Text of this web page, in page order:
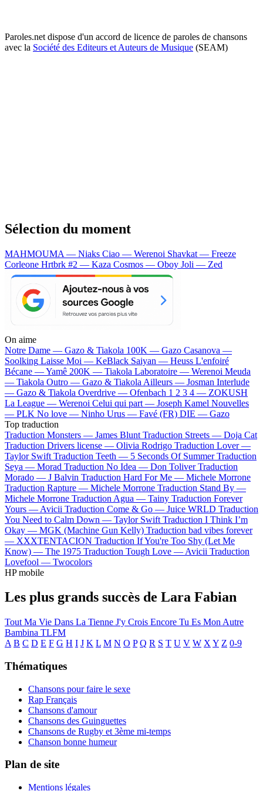
Paroles.net dispose d'un accord de licence de paroles de chansons
avec la Société des Editeurs et Auteurs de Musique (SEAM)
Sélection du moment
MAHMOUMA — Niaks Ciao — Werenoi Shavkat — Freeze
Corleone Hrtbrk #2 — Kaza Cosmos — Oboy Joli — Zed
On aime
Notre Dame — Gazo & Tiakola 100K — Gazo Casanova —
Soolking Laisse Moi — KeBlack Saiyan — Heuss L'enfoiré
Bécane —Yamê 200K — Tiakola Laboratoire — Werenoi Meuda
— Tiakola Outro — Gazo & Tiakola Ailleurs — Josman Interlude
— Gazo & Tiakola Overdrive — Ofenbach 1 2 3 4 — ZOKUSH
La League — Werenoi Celui qui part — Joseph Kamel Nouvelles
— PLK No love — Ninho Urus — Favé (FR) DIE — Gazo
Top traduction
Traduction Monsters — James Blunt Traduction Streets — Doja Cat
Traduction Drivers license — Olivia Rodrigo Traduction Lover —
Taylor Swift Traduction Teeth — 5 Seconds Of Summer Traduction
Seya — Morad Traduction No Idea — Don Toliver Traduction
Morado — J Balvin Traduction Hard For Me — Michele Morrone
Traduction Rapture — Michele Morrone Traduction Stand By —
Michele Morrone Traduction Agua — Tainy Traduction Forever
Yours — Avicii Traduction Come & Go — Juice WRLD Traduction
You Need to Calm Down — Taylor Swift Traduction I Think I’m
Okay — MGK (Machine Gun Kelly) Traduction bad vibes forever
— XXXTENTACION Traduction If You're Too Shy (Let Me
Know) — The 1975 Traduction Tough Love — Avicii Traduction
Lovefool — Twocolors
HP mobile
Les plus grands succès de Lara Fabian
Tout Ma Vie Dans La Tienne J'y Crois Encore Tu Es Mon Autre
Bambina TLFM
A B C D E F G H I J K L M N O P Q R S T U V W X Y Z 0-9
Thématiques
Chansons pour faire le sexe
Rap Français
Chansons d'amour
Chansons des Guinguettes
Chansons de Rugby et 3ème mi-temps
Chanson bonne humeur
Plan de site
Mentions légales